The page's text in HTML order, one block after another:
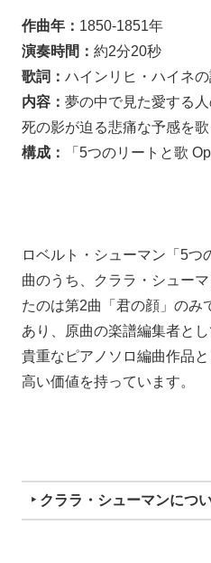
作曲年： 1850-1851年
演奏時間： 約2分20秒
歌詞： ハインリヒ・ハイネ
内容： 夢の中で見た愛する
死の影が迫る悲痛な予感を歌
構成：
「5つのリートと歌
ロベルト・シューマン「5つ
曲のうち、クララ・シュー
たのは第2曲「君の顔」のみ
あり、原曲の楽譜編集者と
貴重なピアノソロ編曲作品
高い価値を持っています。
‣ クララ・シューマンにつ